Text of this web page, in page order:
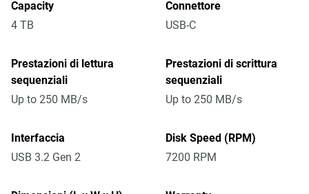
Capacity
4 TB
Connettore
USB-C
Prestazioni di lettura
sequenziali
Up to 250 MB/s
Prestazioni di scrittura
sequenziali
Up to 250 MB/s
Interfaccia
USB 3.2 Gen 2
Disk Speed (RPM)
7200 RPM